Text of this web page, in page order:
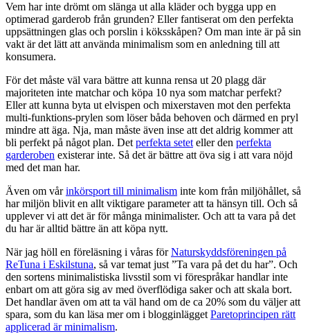
Vem har inte drömt om slänga ut alla kläder och bygga upp en
optimerad garderob från grunden? Eller fantiserat om den perfekta
uppsättningen glas och porslin i köksskåpen? Om man inte är på sin
vakt är det lätt att använda minimalism som en anledning till att
konsumera.
För det måste väl vara bättre att kunna rensa ut 20 plagg där
majoriteten inte matchar och köpa 10 nya som matchar perfekt?
Eller att kunna byta ut elvispen och mixerstaven mot den perfekta
multi-funktions-prylen som löser båda behoven och därmed en pryl
mindre att äga. Nja, man måste även inse att det aldrig kommer att
bli perfekt på något plan. Det perfekta setet eller den perfekta
garderoben existerar inte. Så det är bättre att öva sig i att vara nöjd
med det man har.
Även om vårinkörsport till minimalism inte kom från miljöhållet, så
har miljön blivit en allt viktigare parameter att ta hänsyn till. Och så
upplever vi att det är för många minimalister. Och att ta vara på det
du har är alltid bättre än att köpa nytt.
När jag höll en föreläsning i våras förNaturskyddsföreningen på
ReTuna i Eskilstuna, så var temat just ”Ta vara på det du har”. Och
den sortens minimalistiska livsstil som vi förespråkar handlar inte
enbart om att göra sig av med överflödiga saker och att skala bort.
Det handlar även om att ta väl hand om de ca 20% som du väljer att
spara, som du kan läsa mer om i blogginlägget Paretoprincipen rätt
applicerad är minimalism.